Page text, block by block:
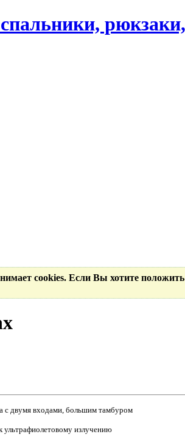
cookies. Если Вы хотите
с двумя входами, большим тамбуром
ультрафиолетовому излучению